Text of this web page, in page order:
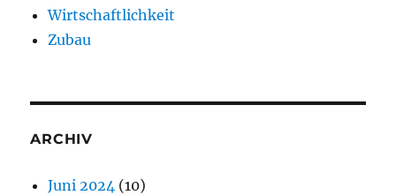
Wirtschaftlichkeit
Zubau
ARCHIV
Juni 2024 (10)